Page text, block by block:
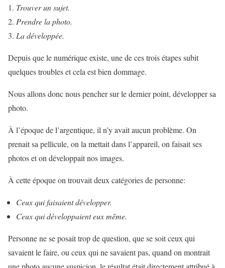
Trouver un sujet.
Prendre la photo.
La développée.
Depuis que le numérique existe, une de ces trois étapes subit
quelques troubles et cela est bien dommage.
Nous allons donc nous pencher sur le dernier point, développer sa
photo.
À l’époque de l’argentique, il n’y avait aucun problème. On
prenait sa pellicule, on la mettait dans l’appareil, on faisait ses
photos et on développait nos images.
À cette époque on trouvait deux catégories de personne:
Ceux qui faisaient développer.
Ceux qui développaient eux même.
Personne ne se posait trop de question, que se soit ceux qui
savaient le faire, ou ceux qui ne savaient pas, quand on montrait